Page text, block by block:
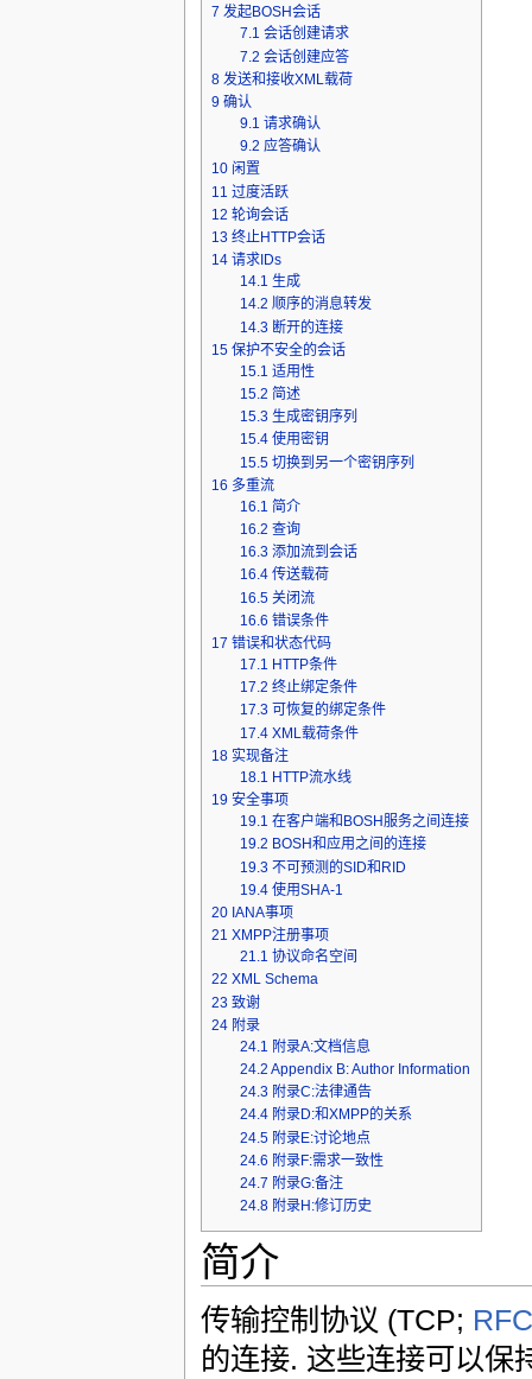
7 发起BOSH会话
7.1 会话创建请求
7.2 会话创建应答
8 发送和接收XML载荷
9 确认
9.1 请求确认
9.2 应答确认
10 闲置
11 过度活跃
12 轮询会话
13 终止HTTP会话
14 请求IDs
14.1 生成
14.2 顺序的消息转发
14.3 断开的连接
15 保护不安全的会话
15.1 适用性
15.2 简述
15.3 生成密钥序列
15.4 使用密钥
15.5 切换到另一个密钥序列
16 多重流
16.1 简介
16.2 查询
16.3 添加流到会话
16.4 传送载荷
16.5 关闭流
16.6 错误条件
17 错误和状态代码
17.1 HTTP条件
17.2 终止绑定条件
17.3 可恢复的绑定条件
17.4 XML载荷条件
18 实现备注
18.1 HTTP流水线
19 安全事项
19.1 在客户端和BOSH服务之间连接
19.2 BOSH和应用之间的连接
19.3 不可预测的SID和RID
19.4 使用SHA-1
20 IANA事项
21 XMPP注册事项
21.1 协议命名空间
22 XML Schema
23 致谢
24 附录
24.1 附录A:文档信息
24.2 Appendix B: Author Information
24.3 附录C:法律通告
24.4 附录D:和XMPP的关系
24.5 附录E:讨论地点
24.6 附录F:需求一致性
24.7 附录G:备注
24.8 附录H:修订历史
简介
传输控制协议 (TCP;
的连接. 这些连接可以保